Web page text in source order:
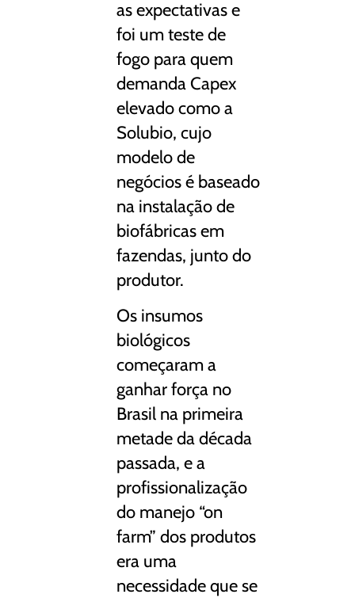
as expectativas e
foi um teste de
fogo para quem
demanda Capex
elevado como a
Solubio, cujo
modelo de
negócios é baseado
na instalação de
biofábricas em
fazendas, junto do
produtor.
Os insumos
biológicos
começaram a
ganhar força no
Brasil na primeira
metade da década
passada, e a
profissionalização
do manejo “on
farm” dos produtos
era uma
necessidade que se